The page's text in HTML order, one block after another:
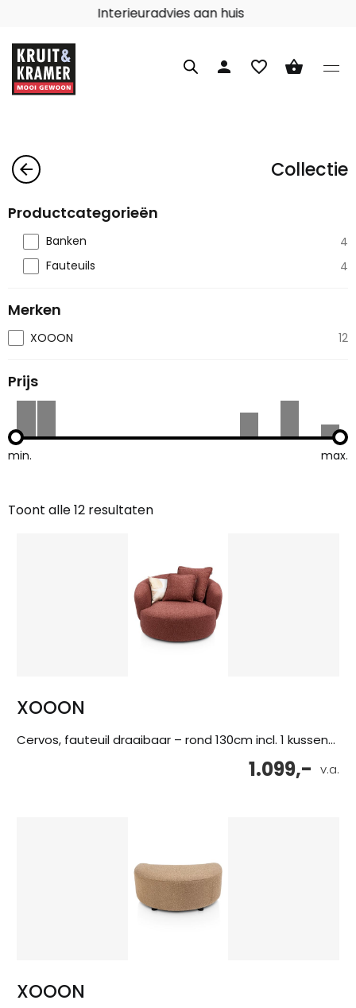
Interieuradvies aan huis
person favorite_border shopping_basket
arrow_back Collectie
Productcategorieën
Banken
4
Fauteuils
4
Merken
XOOON 12
Prijs
min. max.
Toont alle 12 resultaten
Gesorteerd
XOOON
Cervos, fauteuil draaibaar – rond 130cm incl. 1 kussen...
v.a.
1.099,-
XOOON